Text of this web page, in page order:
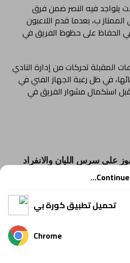
فيه النصر ضمن فرق
ب، بعدما قدم اللاعبون
الحفاظ على حظوظ الفريق في
المقبلة تحركات من إدارة النادي
في ظل رغبة الجهاز الفني في
قبل استكمال مشوار الفريق في
على سرس الليان والانفراد
جديد قبل استكمال الموسم
أحدث الصفقات الصيفية التى أبرمها
Continue
تحميل تطبيق كورة بي
Chrome